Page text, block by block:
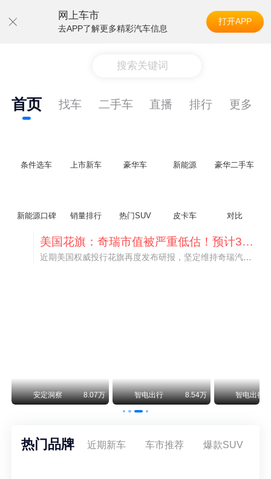
网上车市
去APP了解更多精彩汽车信息
打开APP
搜索关键词
首页 找车 二手车 直播 排行 更多
条件选车 上市新车 豪华车 新能源 豪华二手车
新能源口碑 销量排行 热门SUV 皮卡车 对比
美国花旗：奇瑞市值被严重低估！预计36港元/股
近期美国权威投行花旗再度发布研报，坚定维持奇瑞汽车（09973.HK）买入评级，将其合理目标价定格在36港元/股。对照公司最新25.46港元的二级市场现价，这一目标价意味着股价存在41.4%的可观上行空间，花旗直言，当前资本市场受短期市场情绪、国内车市价格战扰动，明显低估了奇瑞长期价值与全球化成长潜力。
安定洞察 8.07万 智电出行 8.54万 智电出行
热门品牌 近期新车 车市推荐 爆款SUV